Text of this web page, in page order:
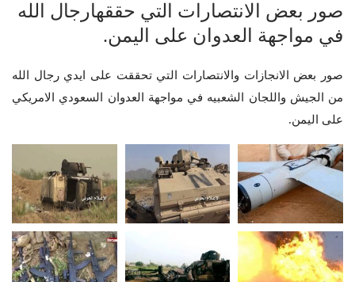
صور بعض الانتصارات التي حققهارجال الله
في مواجهة العدوان على اليمن.
صور بعض الانجازات والانتصارات التي تحققت على ايدي رجال الله
من الجيش واللجان الشعبيه في مواجهة العدوان السعودي الامريكي
على اليمن.